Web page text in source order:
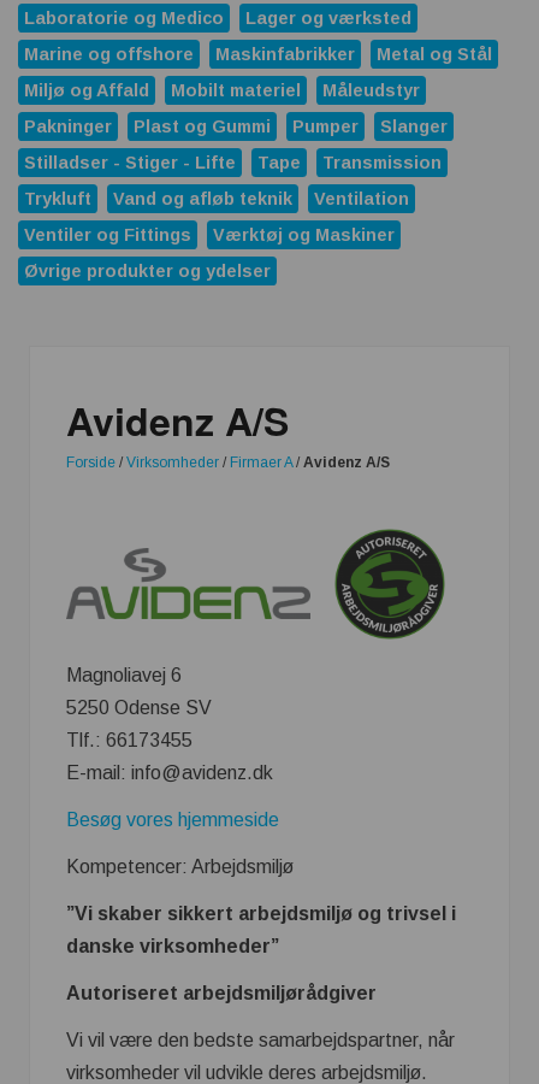
Laboratorie og Medico
Lager og værksted
Marine og offshore
Maskinfabrikker
Metal og Stål
Miljø og Affald
Mobilt materiel
Måleudstyr
Pakninger
Plast og Gummi Pumper
Slanger
Stilladser - Stiger - Lifte
Tape
Transmission
Trykluft
Vand og afløb teknik
Ventilation
Ventiler og Fittings
Værktøj og Maskiner
Øvrige produkter og ydelser
Avidenz A/S
Forside / Virksomheder / Firmaer A/ Avidenz A/S
Magnoliavej 6
5250 Odense SV
Tlf.: 66173455
E-mail: info@avidenz.dk
Besøg vores hjemmeside
Kompetencer: Arbejdsmiljø
”Vi skaber sikkert arbejdsmiljø og trivsel i
danske virksomheder”
Autoriseret arbejdsmiljørådgiver
Vi vil være den bedste samarbejdspartner, når
virksomheder vil udvikle deres arbejdsmiljø.